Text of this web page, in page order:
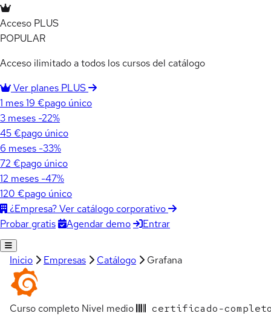
Acceso PLUS
POPULAR
Acceso ilimitado a todos los cursos del catálogo
Ver planes PLUS
1 mes19 €pago único
3 meses -22%
45 €pago único
6 meses -33%
72 €pago único
12 meses -47%
120 €pago único
¿Empresa? Ver catálogo corporativo
Probar gratis
Agendar demo Entrar
Inicio Empresas Catálogo Grafana
Curso completo Nivel medio
certificado-